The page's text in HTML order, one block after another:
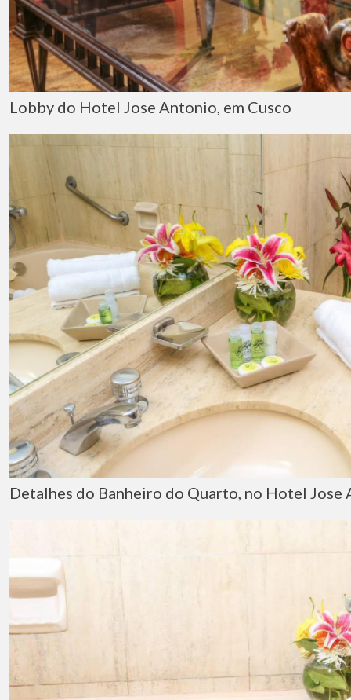
Lobby do Hotel Jose Antonio, em Cusco
Detalhes do Banheiro do Quarto, no Hotel Jose